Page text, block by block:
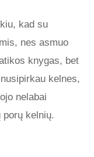
kad su
nes asmuo
knygas, bet
kelnes,
nelabai
porų kelnių.